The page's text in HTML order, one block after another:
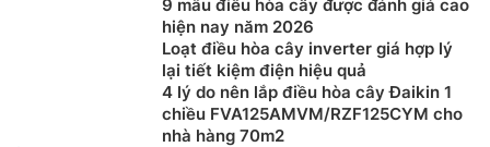
Chế độ làm lạnh nhanh: Điều hòa cây Daikin
FVC85AV1V/RC85AGV1V được trang bị chế độ làm
lạnh nhanh. Khi được kích hoạt chế độ này máy điều
hòa cây sẽ vận hanh ở trạng thái mạnh nhất với quạt
dàn lạnh ở tốc độ tối đa trong 20 phút giúp hơi lạnh
9 mẫu điều hòa cây được đánh giá cao
hiện nay năm 2026
Loạt điều hòa cây inverter giá hợp lý
lại tiết kiệm điện hiệu quả
4 lý do nên lắp điều hòa cây Đaikin 1
chiều FVA125AMVM/RZF125CYM cho
nhà hàng 70m2